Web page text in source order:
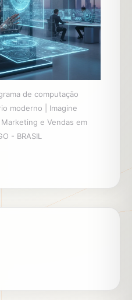
de computação
moderno | Imagine
e Vendas em
- BRASIL